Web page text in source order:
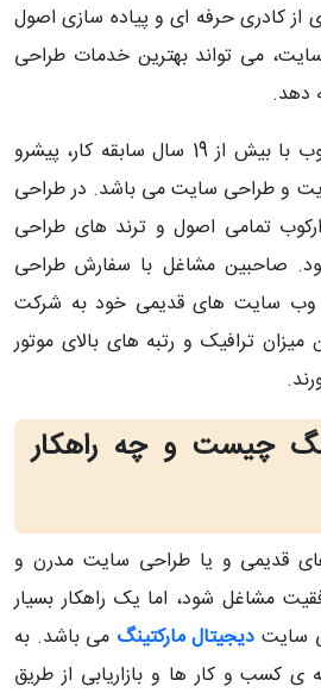
از کادری حرفه ای و پیاده سازی اصول
می تواند بهترین خدمات طراحی
دهد.
شرکت طراحی سایت دارکوب با بیش از 19 سال سابقه کار، پیشرو
و طراحی سایت می باشد. در طراحی
تمامی اصول و ترند های طراحی
صاحبین مشاغل با سفارش طراحی
وب سایت های قدیمی خود به شرکت
میزان ترافیک و رتبه های بالای موتور
چیست و چه راهکار
قدیمی و یا طراحی سایت مدرن و
مشاغل شود، اما یک راهکار بسیار
سایت دیجیتال مارکتینگ می باشد. به
ی کسب و کار ها و بازاریابی از طریق